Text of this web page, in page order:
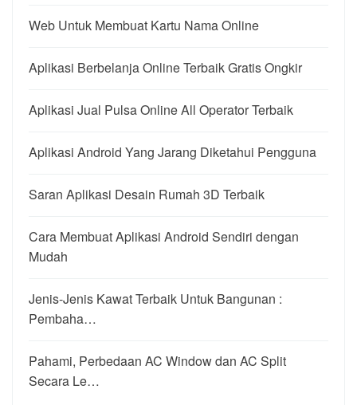
Web Untuk Membuat Kartu Nama Online
Aplikasi Berbelanja Online Terbaik Gratis Ongkir
Aplikasi Jual Pulsa Online All Operator Terbaik
Aplikasi Android Yang Jarang Diketahui Pengguna
Saran Aplikasi Desain Rumah 3D Terbaik
Cara Membuat Aplikasi Android Sendiri dengan
Mudah
Jenis-Jenis Kawat Terbaik Untuk Bangunan :
Pembaha…
Pahami, Perbedaan AC Window dan AC Split
Secara Le…